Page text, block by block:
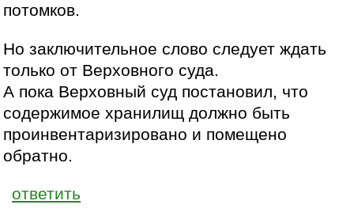
потомков.
Но заключительное слово следует ждать
только от Верховного суда.
А пока Верховный суд постановил, что
содержимое хранилищ должно быть
проинвентаризировано и помещено
обратно.
ответить